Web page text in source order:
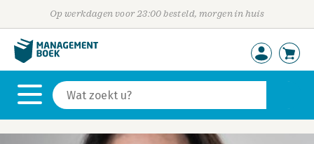
Op werkdagen voor 23:00 besteld, morgen in huis